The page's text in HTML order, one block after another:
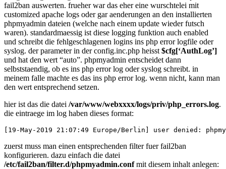
absichern
fail2ban auswerten. frueher war das eher eine wurschtelei mit
customized apache logs oder gar aenderungen an den installierten
phpmyadmin dateien (welche nach einem update wieder futsch
waren). standardmaessig ist diese logging funktion auch enabled
und schreibt die fehlgeschlagenen logins ins php error logfile oder
syslog. der parameter in der config.inc.php heisst $cfg[‘AuthLog’]
und hat den wert “auto”. phpmyadmin entscheidet dann
selbststaendig, ob es ins php error log oder syslog schreibt. in
meinem falle machte es das ins php error log. wenn nicht, kann man
den wert entsprechend setzen.
hier ist das die datei /var/www/webxxxx/logs/priv/php_errors.log.
die eintraege im log haben dieses format:
zuerst muss man einen entsprechenden filter fuer fail2ban
konfigurieren. dazu einfach die datei
/etc/fail2ban/filter.d/phpmyadmin.confmit diesem inhalt anlegen: